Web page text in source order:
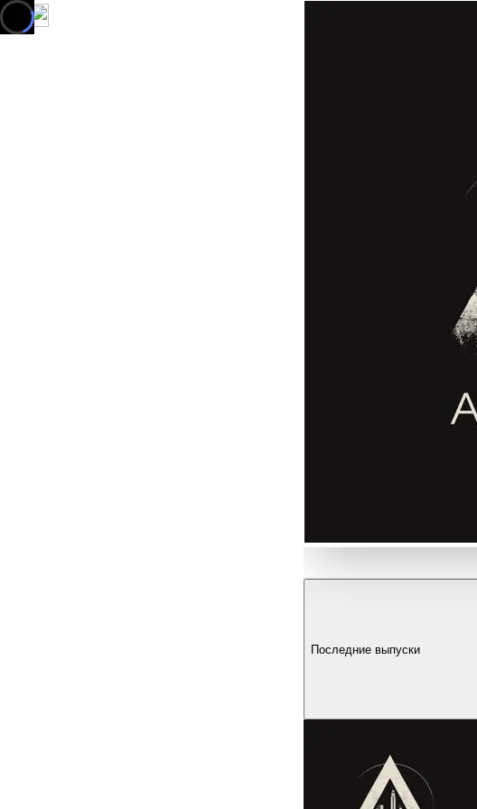
Последние выпуски